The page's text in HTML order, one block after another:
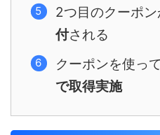
2つ目のクーポン
付される
クーポンを使って
で取得実施